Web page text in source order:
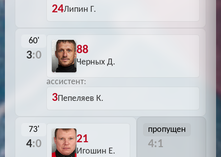
24Липин Г.
60'
3:0 88
Черных Д.
ассистент:
3Пепеляев К.
73'
4:0 21
Игошин Е.
пропущен
4:1